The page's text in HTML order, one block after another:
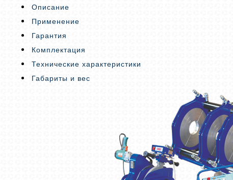
Описание
Применение
Гарантия
Комплектация
Технические характеристики
Габариты и вес